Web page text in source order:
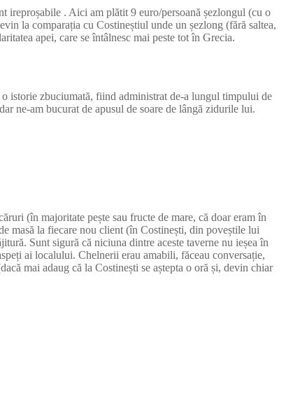
ireproșabile . Aici am plătit 9 euro/persoană șezlongul (cu o
la comparația cu Costineștiul unde un șezlong (fără saltea,
apei, care se întâlnesc mai peste tot în Grecia.
istorie zbuciumată, fiind administrat de-a lungul timpului de
ne-am bucurat de apusul de soare de lângă zidurile lui.
(în majoritate pește sau fructe de mare, că doar eram în
masă la fiecare nou client (în Costinești, din poveștile lui
Sunt sigură că niciuna dintre aceste taverne nu ieșea în
ai localului. Chelnerii erau amabili, făceau conversație,
mai adaug că la Costinești se aștepta o oră și, devin chiar